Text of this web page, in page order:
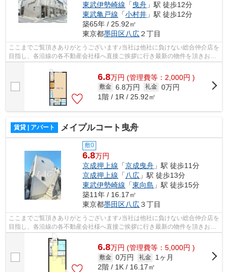
東武伊勢崎線 「 曳舟 」駅 徒歩12分
東武亀戸線 「小村井 」駅 徒歩12分
築65年 / 25.92㎡
東京都墨田区八広２丁目
ここまでご覧頂きありがとうございます♪当社は他社に負けない総合仲介店を
目指し、各沿線の各不動産会社様へ直接ご挨拶に行き最新の物件を頂きお客
6.8万円 (管理費等：2,000円 )
敷金 6.8万円 礼金 0万円
1階 / 1R / 25.92㎡
賃貸 | アパート メイプルコート曳舟
敷0
6.8万円
京成押上線 「京成曳舟 」駅 徒歩11分
京成押上線 「 八広 」駅 徒歩13分
東武伊勢崎線 「東向島 」駅 徒歩15分
築11年 / 16.17㎡
東京都墨田区八広３丁目
ここまでご覧頂きありがとうございます♪当社は他社に負けない総合仲介店を
目指し、各沿線の各不動産会社様へ直接ご挨拶に行き最新の物件を頂きお客
様へ提供しております！最新の情報は...
6.8万円 (管理費等：5,000円 )
敷金 0万円 礼金
1ヶ月
2階 / 1K / 16.17㎡